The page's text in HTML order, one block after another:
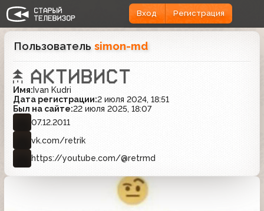
Вход Регистрация
Пользователь simon-md
Имя: Ivan Kudri
Дата регистрации:2 июля 2024, 18:51
Был на сайте:22 июля 2025, 18:07
07.12.2011
vk.com/retrik
https://youtube.com/@retrmd